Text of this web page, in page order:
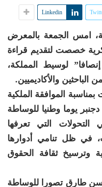
Linkedin
امس الجمعة بالمعرض
خصصت لتقديم قراءة
لوسيط المملكة،
والأكاديميين.
الموافقة الملكية
يوما وطنيا للوساطة
التحولات التي تعرفها
في ظل تنامي أدوارها
وترسيخ ثقافة الحقوق
طارق تصورا للوساطة